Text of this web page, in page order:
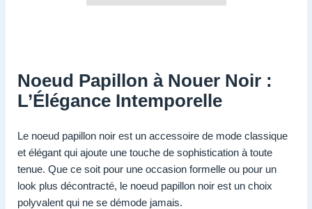
Noeud Papillon à Nouer Noir :
L’Élégance Intemporelle
Le noeud papillon noir est un accessoire de mode classique
et élégant qui ajoute une touche de sophistication à toute
tenue. Que ce soit pour une occasion formelle ou pour un
look plus décontracté, le noeud papillon noir est un choix
polyvalent qui ne se démode jamais.